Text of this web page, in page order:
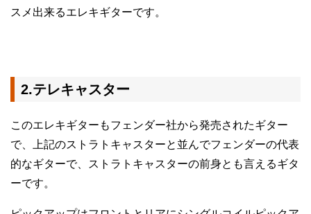
スメ出来るエレキギターです。
2.テレキャスター
このエレキギターもフェンダー社から発売されたギター
で、上記のストラトキャスターと並んでフェンダーの代表
的なギターで、ストラトキャスターの前身とも言えるギタ
ーです。